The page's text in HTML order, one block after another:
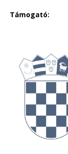
Támogató: